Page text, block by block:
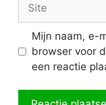
Mijn naam, e-
browser voor
een reactie